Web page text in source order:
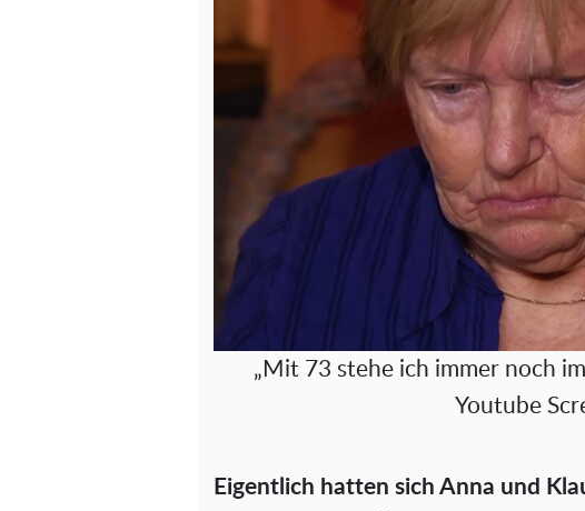
„Mit 73 stehe ich immer noch
Youtube
Eigentlich hatten sich Anna und